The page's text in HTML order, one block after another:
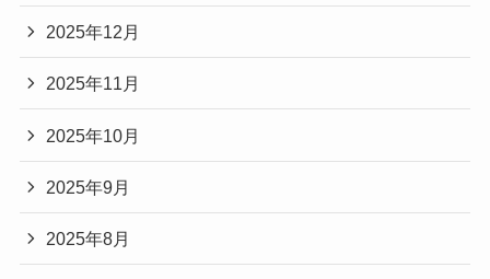
2025年12月
2025年11月
2025年10月
2025年9月
2025年8月